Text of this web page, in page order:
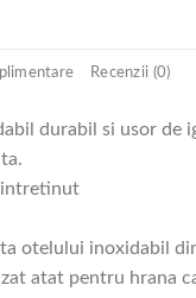
Recenzii (0)
durabil si usor de
intretinut
otelului inoxidabil
atat pentru hrana